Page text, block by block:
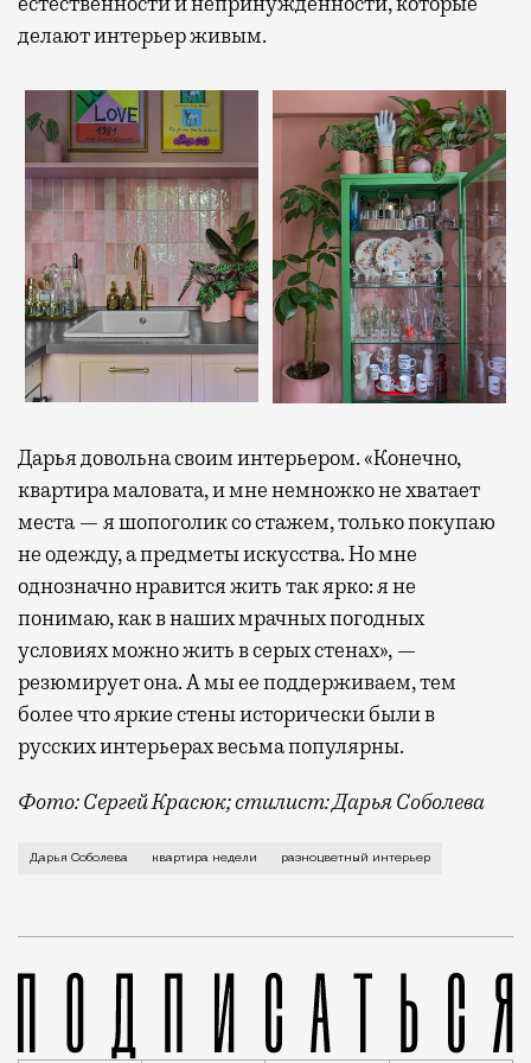
делают интерьер живым.
Дарья довольна своим интерьером. «Конечно,
квартира маловата, и мне немножко не хватает
места — я шопоголик со стажем, только покупаю
не одежду, а предметы искусства. Но мне
однозначно нравится жить так ярко: я не
понимаю, как в наших мрачных погодных
условиях можно жить в серых стенах», —
резюмирует она. А мы ее поддерживаем, тем
более что яркие стены исторически были в
русских интерьерах весьма популярны.
Фото: Сергей Красюк; стилист: Дарья Соболева
Когда проводится фотосессия готового
Дарья Соболева квартира недели разноцветный интерьер